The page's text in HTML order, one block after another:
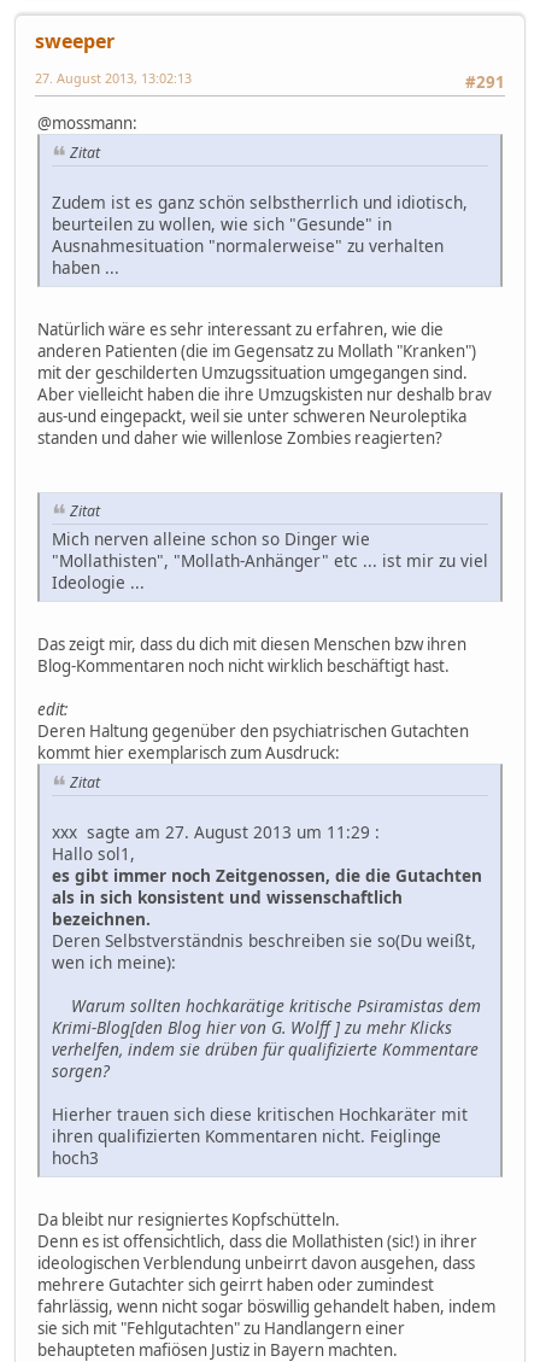
sweeper
#291
27. August 2013, 13:02:13
@mossmann:
Zitat
Zudem ist es ganz schön selbstherrlich und idiotisch,
beurteilen zu wollen, wie sich "Gesunde" in
Ausnahmesituation "normalerweise" zu verhalten
haben ...
Natürlich wäre es sehr interessant zu erfahren, wie die
anderen Patienten (die im Gegensatz zu Mollath "Kranken")
mit der geschilderten Umzugssituation umgegangen sind.
Aber vielleicht haben die ihre Umzugskisten nur deshalb brav
aus-und eingepackt, weil sie unter schweren Neuroleptika
standen und daher wie willenlose Zombies reagierten?
Zitat
Mich nerven alleine schon so Dinger wie
"Mollathisten", "Mollath-Anhänger" etc ... ist mir zu viel
Ideologie ...
Das zeigt mir, dass du dich mit diesen Menschen bzw ihren
Blog-Kommentaren noch nicht wirklich beschäftigt hast.
edit:
Deren Haltung gegenüber den psychiatrischen Gutachten
kommt hier exemplarisch zum Ausdruck:
Zitat
xxx sagte am 27. August 2013 um 11:29 :
Hallo sol1,
es gibt immer noch Zeitgenossen, die die Gutachten
als in sich konsistent und wissenschaftlich
bezeichnen.
Deren Selbstverständnis beschreiben sie so(Du weißt,
wen ich meine):
Warum sollten hochkarätige kritische Psiramistas dem
Krimi-Blog[den Blog hier von G. Wolff ] zu mehr Klicks
verhelfen, indem sie drüben für qualifizierte Kommentare
sorgen?
Hierher trauen sich diese kritischen Hochkaräter mit
ihren qualifizierten Kommentaren nicht. Feiglinge
hoch3
Da bleibt nur resigniertes Kopfschütteln.
Denn es ist offensichtlich, dass die Mollathisten (sic!) in ihrer
ideologischen Verblendung unbeirrt davon ausgehen, dass
mehrere Gutachter sich geirrt haben oder zumindest
fahrlässig, wenn nicht sogar böswillig gehandelt haben, indem
sie sich mit "Fehlgutachten" zu Handlangern einer
behaupteten mafiösen Justiz in Bayern machten.